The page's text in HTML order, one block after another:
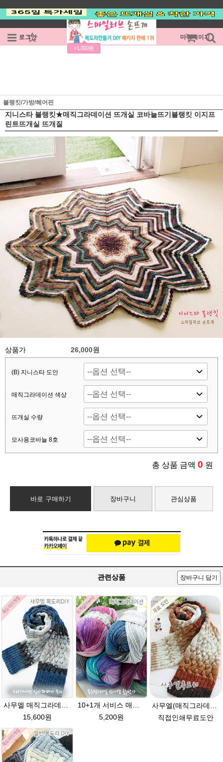
로그인 회원가입
+1,000원
주문조회 마이페이지
블랭킷/가방/헤어핀
지니스타 블랭킷★매직그라데이션 뜨개실 코바늘뜨기블랭킷 이지프
린트뜨개실 뜨개질
상품가 26,000원
(B) 지니스타 도안
매직그라데이션 색상
뜨개실 수량
모사용코바늘 8호
총 상품 금액 0 원
바로 구매하기 장바구니 관심상품
관련상품 장바구니 담기
15,600원
5,200원
직접인쇄무료도안